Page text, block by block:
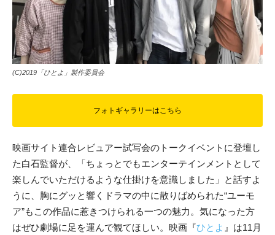
(C)2019「ひとよ」製作委員会
フォトギャラリーはこちら
映画サイト連合レビュアー試写会のトークイベントに登壇し
た白石監督が、「ちょっとでもエンターテインメントとして
楽しんでいただけるような仕掛けを意識しました」と話すよ
うに、胸にグッと響くドラマの中に散りばめられた“ユーモ
ア”もこの作品に惹きつけられる一つの魅力。気になった方
はぜひ劇場に足を運んで観てほしい。映画『ひとよ 』は11月